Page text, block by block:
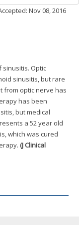
Nov 08, 2016
sinusitis. Optic
sinusitis, but rare
from optic nerve has
has been
but medical
a 52 year old
which was cured
(J Clinical